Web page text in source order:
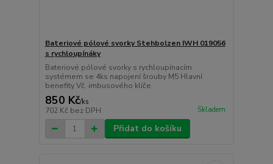
Bateriové pólové svorky Stehbolzen IWH 019056
s rychloupínáky
Bateriové pólové svorky s rychloupínacím
systémem se 4ks napojení šrouby M5 Hlavní
benefity Vč. imbusového klíče.
850 Kč/ks
702 Kč bez DPH Skladem
Přidat do košíku